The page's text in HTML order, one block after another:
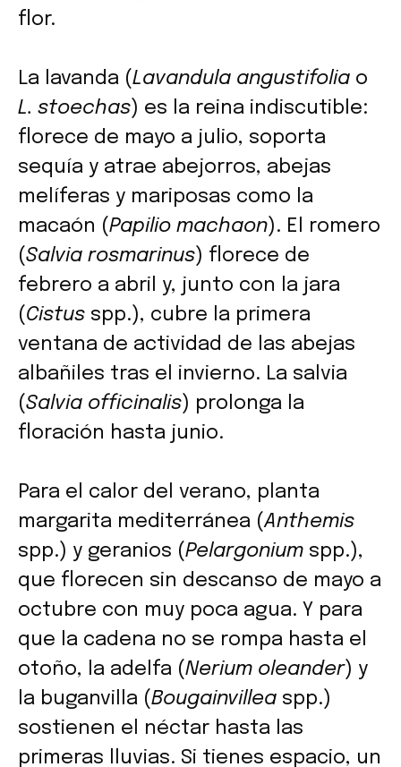
flor.
La lavanda (Lavandula angustifolia o
L. stoechas) es la reina indiscutible:
florece de mayo a julio, soporta
sequía y atrae abejorros, abejas
melíferas y mariposas como la
macaón (Papilio machaon). El romero
(Salvia rosmarinus) florece de
febrero a abril y, junto con la jara
(Cistus spp.), cubre la primera
ventana de actividad de las abejas
albañiles tras el invierno. La salvia
(Salvia officinalis) prolonga la
floración hasta junio.
Para el calor del verano, planta
margarita mediterránea (Anthemis
spp.) y geranios (Pelargonium spp.),
que florecen sin descanso de mayo a
octubre con muy poca agua. Y para
que la cadena no se rompa hasta el
otoño, la adelfa (Nerium oleander) y
la buganvilla (Bougainvillea spp.)
sostienen el néctar hasta las
primeras lluvias. Si tienes espacio, un